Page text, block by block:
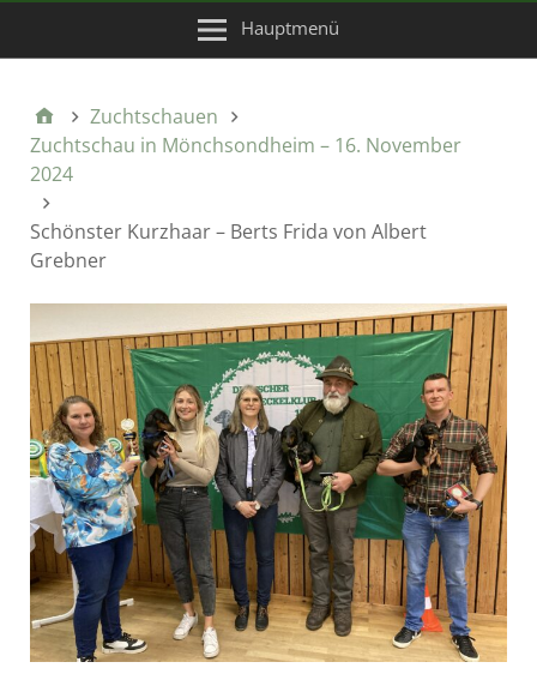
Hauptmenü
Zuchtschauen
Zuchtschau in Mönchsondheim – 16. November
2024
Schönster Kurzhaar – Berts Frida von Albert
Grebner